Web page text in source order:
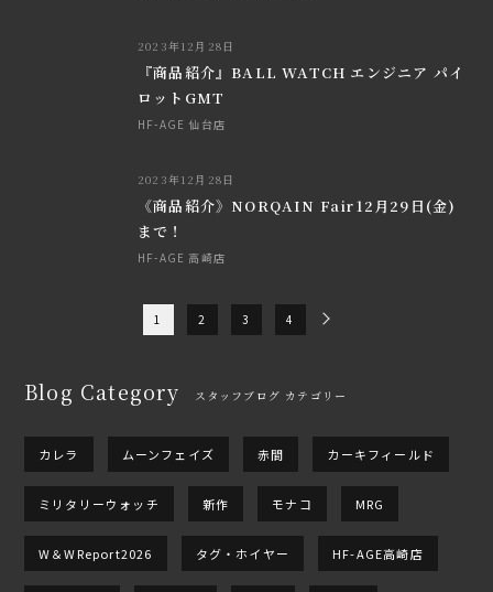
2023年12月28日
『商品紹介』BALL WATCH エンジニア パイ
ロットGMT
HF-AGE 仙台店
2023年12月28日
《商品紹介》NORQAIN Fair12月29日(金)
まで！
HF-AGE 高崎店
1 2 3 4
Blog Category スタッフブログ カテゴリー
カレラ ムーンフェイズ 赤間 カーキフィールド
ミリタリーウォッチ 新作 モナコ MRG
W＆WReport2026 タグ・ホイヤー HF-AGE高崎店